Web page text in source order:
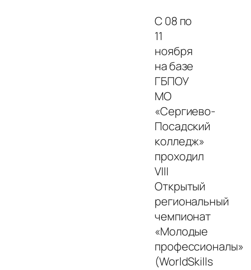
С 08 по
11
ноября
на базе
ГБПОУ
МО
«Сергиево-
Посадский
колледж»
проходил
VIII
Открытый
региональный
чемпионат
«Молодые
профессионалы»
(WorldSkills